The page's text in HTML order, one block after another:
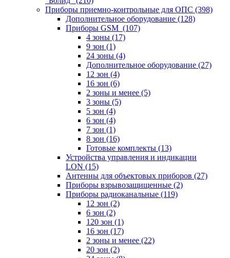
Приборы приемно-контрольные для ОПС (398)
Дополнительное оборудование (128)
Приборы GSM (107)
4 зоны (17)
9 зон (1)
24 зоны (4)
Дополнительное оборудование (27)
12 зон (4)
16 зон (6)
2 зоны и менее (5)
3 зоны (5)
5 зон (4)
6 зон (4)
7 зон (1)
8 зон (16)
Готовые комплекты (13)
Устройства управления и индикации
LON (15)
Антенны для объектовых приборов (27)
Приборы взрывозащищенные (2)
Приборы радиоканальные (119)
12 зон (2)
6 зон (2)
120 зон (1)
16 зон (17)
2 зоны и менее (22)
20 зон (2)